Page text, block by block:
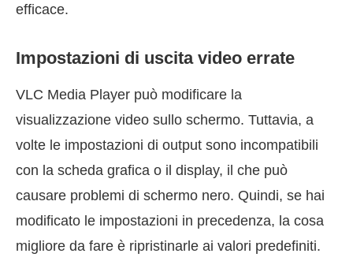
efficace.
Impostazioni di uscita video errate
VLC Media Player può modificare la
visualizzazione video sullo schermo. Tuttavia, a
volte le impostazioni di output sono incompatibili
con la scheda grafica o il display, il che può
causare problemi di schermo nero. Quindi, se hai
modificato le impostazioni in precedenza, la cosa
migliore da fare è ripristinarle ai valori predefiniti.